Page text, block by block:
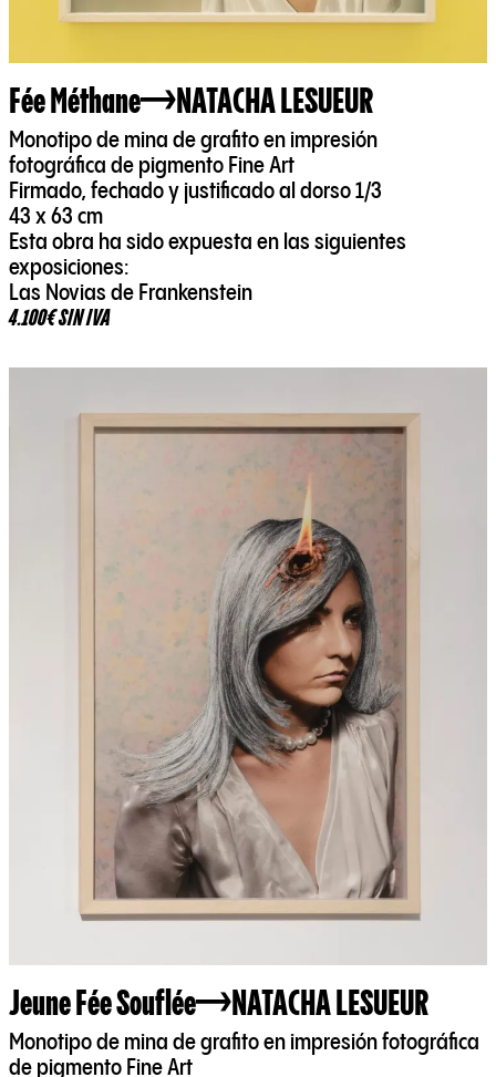
Fée Méthane NATACHA LESUEUR
Monotipo de mina de grafito en impresión
fotográfica de pigmento Fine Art
Firmado, fechado y justificado al dorso 1/3
43 x 63 cm
Esta obra ha sido expuesta en las siguientes
exposiciones:
Las Novias de Frankenstein
4.100€ SIN IVA
Jeune Fée Souflée NATACHA LESUEUR
Monotipo de mina de grafito en impresión fotográfica
de pigmento Fine Art